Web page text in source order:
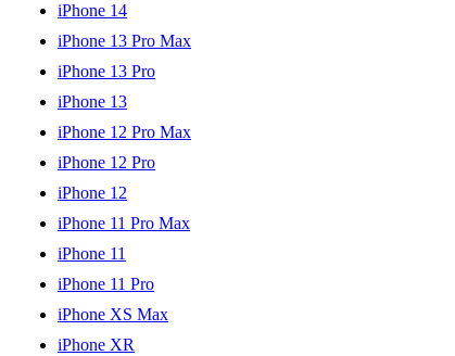
iPhone 14
iPhone 13 Pro Max
iPhone 13 Pro
iPhone 13
iPhone 12 Pro Max
iPhone 12 Pro
iPhone 12
iPhone 11 Pro Max
iPhone 11
iPhone 11 Pro
iPhone XS Max
iPhone XR